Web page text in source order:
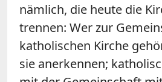
nämlich, die heute die
trennen: Wer zur
katholischen Kirche
sie anerkennen;